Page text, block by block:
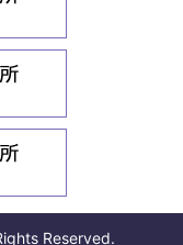
Reserved.